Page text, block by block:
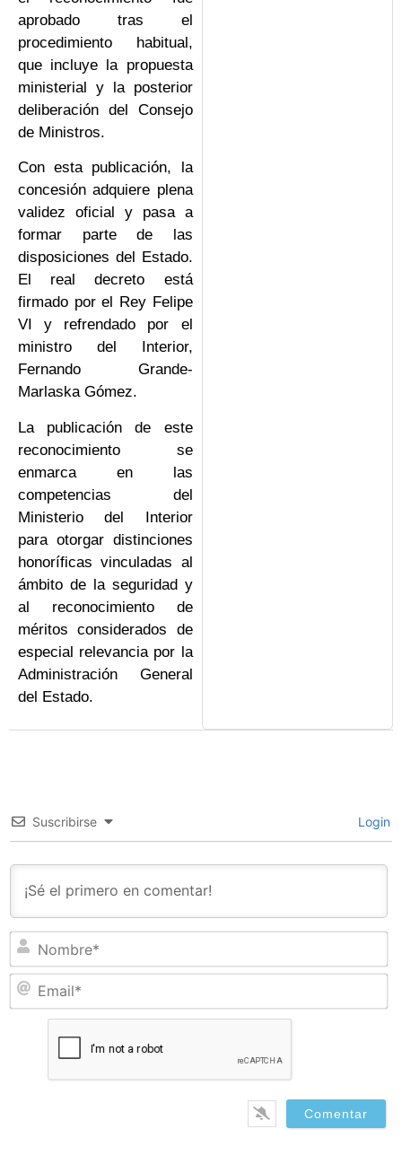
aprobado tras el
procedimiento habitual,
que incluye la propuesta
ministerial y la posterior
deliberación del Consejo
de Ministros.
Con esta publicación, la
concesión adquiere plena
validez oficial y pasa a
formar parte de las
disposiciones del Estado.
El real decreto está
firmado por el Rey Felipe
VI y refrendado por el
ministro del Interior,
Fernando Grande-
Marlaska Gómez.
La publicación de este
reconocimiento se
enmarca en las
competencias del
Ministerio del Interior
para otorgar distinciones
honoríficas vinculadas al
ámbito de la seguridad y
al reconocimiento de
méritos considerados de
especial relevancia por la
Administración General
del Estado.
Suscribirse Login